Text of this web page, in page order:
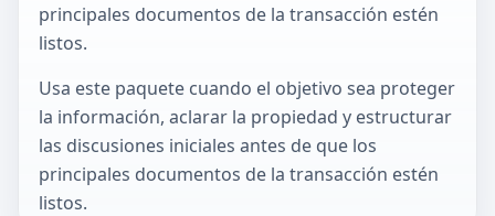
principales documentos de la transacción estén
listos.
Usa este paquete cuando el objetivo sea proteger
la información, aclarar la propiedad y estructurar
las discusiones iniciales antes de que los
principales documentos de la transacción estén
listos.